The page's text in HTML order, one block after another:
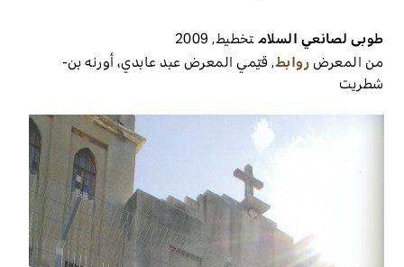
طوبى لصانعي السلامتخطيط,
2009
من المعرضروابط,قيّمي المعرضعبد عابدي، أورنه بن-
شطريت